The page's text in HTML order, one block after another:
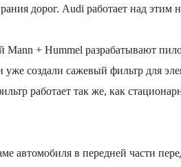
дорог. Audi работает над этим
Mann + Hummel разрабатывают
создали сажевый фильтр для
работает так же, как
автомобиля в передней части